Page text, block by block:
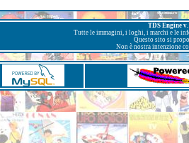
TDS Engine
Tutte le immagini, i loghi, i marchi e le
Questo sito si
Non è nostra intenzione